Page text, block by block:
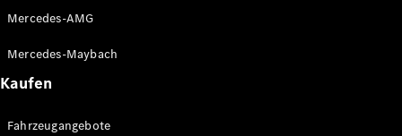
Unsere
Mercedes-AMG
Mercedes-Maybach
Kaufen
Fahrzeugangebote